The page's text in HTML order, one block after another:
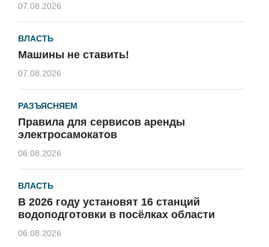
07.08.2026
ВЛАСТЬ
Машины не ставить!
07.08.2026
РАЗЪЯСНЯЕМ
Правила для сервисов аренды
электросамокатов
06.08.2026
ВЛАСТЬ
В 2026 году установят 16 станций
водоподготовки в посёлках области
06.08.2026